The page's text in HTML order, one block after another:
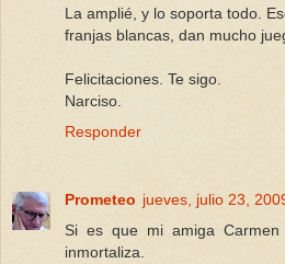
La amplié, y lo soporta todo.
franjas blancas, dan mucho
Felicitaciones. Te sigo.
Narciso.
Responder
Prometeo jueves, julio 23,
Si es que mi amiga
inmortaliza.